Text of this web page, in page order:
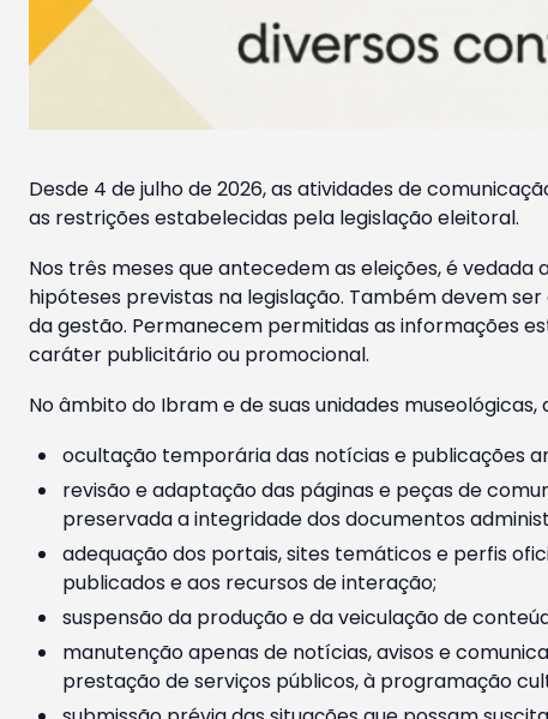
Desde 4 de julho de 2026, as atividades de
as restrições estabelecidas pela legislação eleitoral.
Nos três meses que antecedem as eleições, é
hipóteses previstas na legislação. Também devem
da gestão. Permanecem permitidas as informações
caráter publicitário ou promocional.
No âmbito do Ibram e de suas unidades
ocultação temporária das notícias e publicações
revisão e adaptação das páginas e peças de
preservada a integridade dos documentos
adequação dos portais, sites temáticos e perfis
publicados e aos recursos de interação;
suspensão da produção e da veiculação de
manutenção apenas de notícias, avisos e
prestação de serviços públicos, à programação